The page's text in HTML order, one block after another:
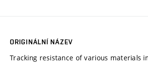
ORIGINÁLNÍ NÁZEV
Tracking resistance of various materials